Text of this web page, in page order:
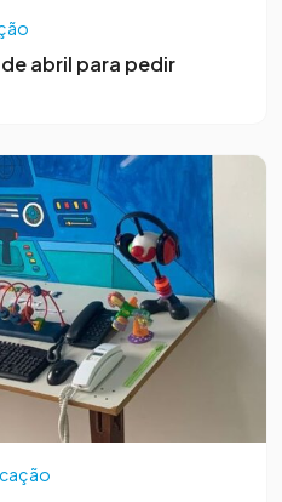
abril para pedir